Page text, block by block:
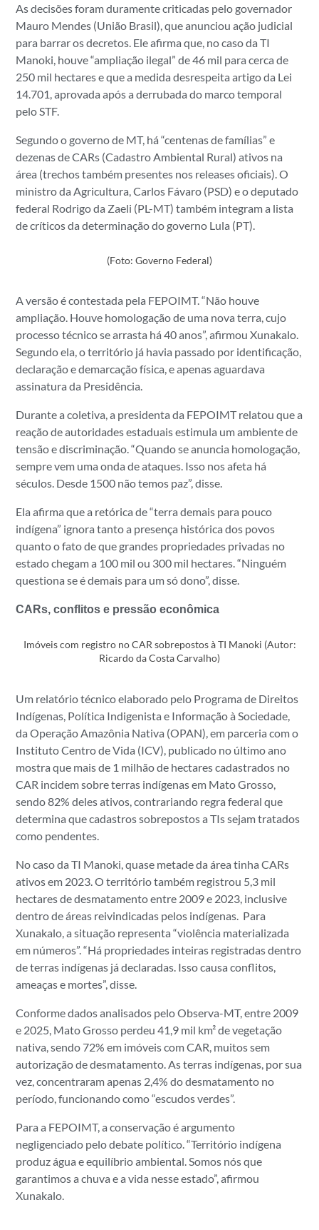
As decisões foram duramente criticadas pelo governador
Mauro Mendes (União Brasil), que anunciou ação judicial
para barrar os decretos. Ele afirma que, no caso da TI
Manoki, houve “ampliação ilegal” de 46 mil para cerca de
250 mil hectares e que a medida desrespeita artigo da Lei
14.701, aprovada após a derrubada do marco temporal
pelo STF.
Segundo o governo de MT, há “centenas de famílias” e
dezenas de CARs (Cadastro Ambiental Rural) ativos na
área (trechos também presentes nos releases oficiais). O
ministro da Agricultura, Carlos Fávaro (PSD) e o deputado
federal Rodrigo da Zaeli (PL-MT) também integram a lista
de críticos da determinação do governo Lula (PT).
(Foto: Governo Federal)
A versão é contestada pela FEPOIMT. “Não houve
ampliação. Houve homologação de uma nova terra, cujo
processo técnico se arrasta há 40 anos”, afirmou Xunakalo.
Segundo ela, o território já havia passado por identificação,
declaração e demarcação física, e apenas aguardava
assinatura da Presidência.
Durante a coletiva, a presidenta da FEPOIMT relatou que a
reação de autoridades estaduais estimula um ambiente de
tensão e discriminação. “Quando se anuncia homologação,
sempre vem uma onda de ataques. Isso nos afeta há
séculos. Desde 1500 não temos paz”, disse.
Ela afirma que a retórica de “terra demais para pouco
indígena” ignora tanto a presença histórica dos povos
quanto o fato de que grandes propriedades privadas no
estado chegam a 100 mil ou 300 mil hectares. “Ninguém
questiona se é demais para um só dono”, disse.
CARs, conflitos e pressão econômica
Imóveis com registro no CAR sobrepostos à TI Manoki (Autor:
Ricardo da Costa Carvalho)
Um relatório técnico elaborado pelo Programa de Direitos
Indígenas, Política Indigenista e Informação à Sociedade,
da Operação Amazônia Nativa (OPAN), em parceria com o
Instituto Centro de Vida (ICV), publicado no último ano
mostra que mais de 1 milhão de hectares cadastrados no
CAR incidem sobre terras indígenas em Mato Grosso
sendo 82% deles ativos, contrariando regra federal que
determina que cadastros sobrepostos a TIs sejam tratados
como pendentes.
No caso da TI Manoki, quase metade da área tinha CARs
ativos em 2023. O território também registrou 5,3 mil
hectares de desmatamento entre 2009 e 2023, inclusive
dentro de áreas reivindicadas pelos indígenas. Para
Xunakalo, a situação representa “violência materializada
em números”. “Há propriedades inteiras registradas dentro
de terras indígenas já declaradas. Isso causa conflitos,
ameaças e mortes”, disse.
Conforme dados analisados pelo Observa-MT, entre 2009
e 2025, Mato Grosso perdeu 41,9 mil km² de vegetação
nativa, sendo 72% em imóveis com CAR, muitos sem
autorização de desmatamento. As terras indígenas, por sua
vez, concentraram apenas 2,4% do desmatamento no
período, funcionando como “escudos verdes”.
Para a FEPOIMT, a conservação é argumento
negligenciado pelo debate político. “Território indígena
produz água e equilíbrio ambiental. Somos nós que
garantimos a chuva e a vida nesse estado”, afirmou
Xunakalo.